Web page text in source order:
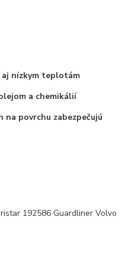
nízkym teplotám
a chemikálií
povrchu zabezpečujú